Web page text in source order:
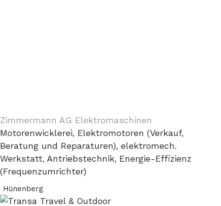
Zimmermann AG Elektromaschinen
Motorenwicklerei, Elektromotoren (Verkauf,
Beratung und Reparaturen), elektromech.
Werkstatt, Antriebstechnik, Energie-Effizienz
(Frequenzumrichter)
Hünenberg